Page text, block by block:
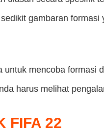
gambaran formasi
untuk mencoba formasi
harus melihat
FIFA 22